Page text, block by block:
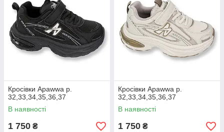
Кросівки Apawwa р.
32,33,34,35,36,37
В наявності
1 750 ₴
Кросівки Apawwa р.
32,33,34,35,36,37
В наявності
1 750 ₴